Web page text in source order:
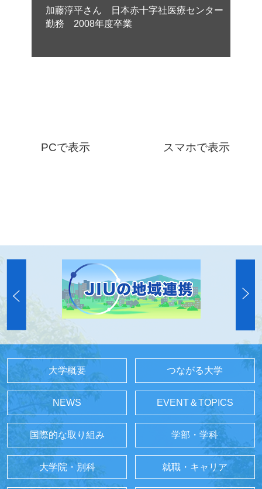
加藤淳平さん 日本赤十字社医療センター
勤務 2008年度卒業
PCで表示 スマホで表示
大学概要 つながる大学
NEWS EVENT＆TOPICS
国際的な取り組み 学部・学科
大学院・別科 就職・キャリア